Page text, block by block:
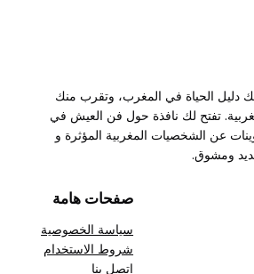
دليل الحياة في المغرب، وتقرب منك
تفتح لك نافذة حول فن العيش في
عن الشخصيات المغربية المؤثرة و
ومشوق.
صفحات هامة
سياسة الخصوصية
شروط الاستخدام
اتصل بنا